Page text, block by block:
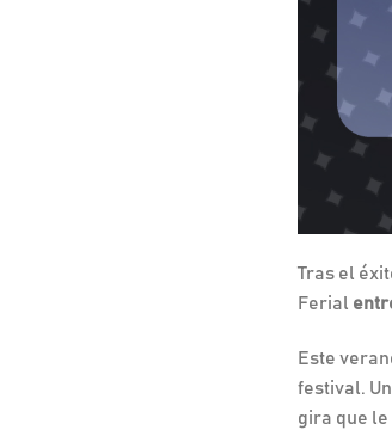
Tras el
Ferial
Este
festival.
gira que le